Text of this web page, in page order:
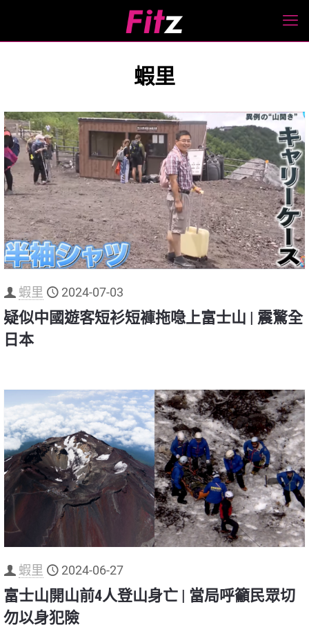
蝦里
蝦里 2024-07-03
疑似中國遊客短衫短褲拖喼上富士山 | 震驚全
日本
蝦里 2024-06-27
富士山開山前4人登山身亡 | 當局呼籲民眾切
勿以身犯險